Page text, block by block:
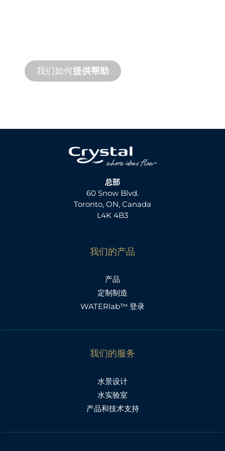
我们如何提供帮助
总部
60 Snow Blvd.
Toronto, ON, Canada
L4K 4B3
我们的产品
产品
定制制造
WATERlab™ 登录
我们的服务
水景设计
水实验室
产品和技术支持